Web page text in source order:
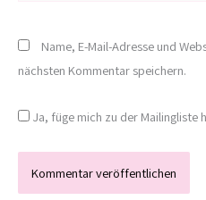
Name, E-Mail-Adresse und
nächsten Kommentar speichern.
Ja, füge mich zu der Mailingliste